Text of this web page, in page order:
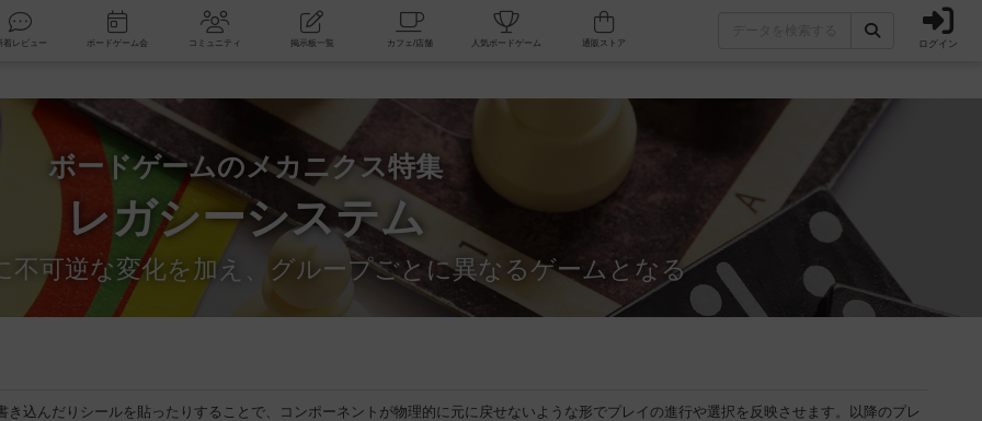
新着レビュー ボードゲーム会 コミュニティ 掲示板一覧 カフェ/店舗 人気ボードゲーム ログイン
ボードゲームのメカニクス特集
レガシーシステム
不可逆な変化を加え、グループごとに異なるゲームとなる
き込んだりシールを貼ったりすることで、コンポーネントが物理的に元に戻せないような形でプレイの進行や選択を反映させます。以降のプレ